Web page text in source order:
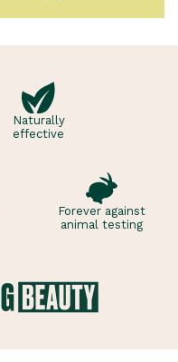
Naturally
effective
Forever against
animal testing